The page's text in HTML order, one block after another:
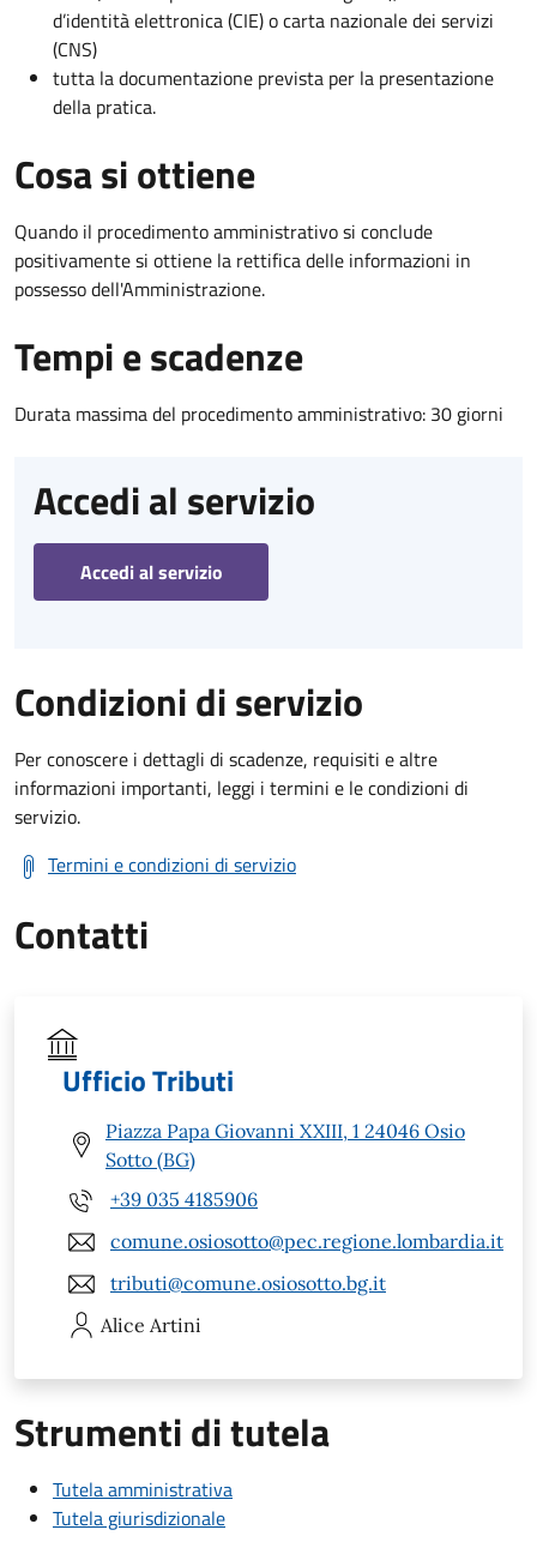
d’identità elettronica (CIE) o carta nazionale dei servizi
(CNS)
tutta la documentazione prevista per la presentazione
della pratica.
Cosa si ottiene
Quando il procedimento amministrativo si conclude
positivamente si ottiene la rettifica delle informazioni in
possesso dell'Amministrazione.
Tempi e scadenze
Durata massima del procedimento amministrativo: 30 giorni
Accedi al servizio
Accedi al servizio
Condizioni di servizio
Per conoscere i dettagli di scadenze, requisiti e altre
informazioni importanti, leggi i termini e le condizioni di
servizio.
Termini e condizioni di servizio
Contatti
Ufficio Tributi
Piazza Papa Giovanni XXIII, 1 24046 Osio
Sotto (BG)
+39 035 4185906
comune.osiosotto@pec.regione.lombardia.it
tributi@comune.osiosotto.bg.it
Alice Artini
Strumenti di tutela
Tutela amministrativa
Tutela giurisdizionale